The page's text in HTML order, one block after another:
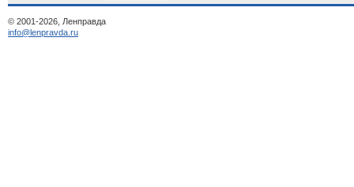
© 2001-2026, Ленправда
info@lenpravda.ru